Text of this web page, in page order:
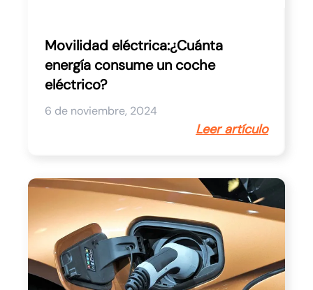
Movilidad eléctrica:¿Cuánta
energía consume un coche
eléctrico?
6 de noviembre, 2024
Leer artículo